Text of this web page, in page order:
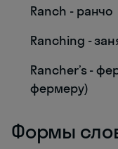
Ranch - ранчо
Ranching -
Rancher’s -
фермеру)
Формы